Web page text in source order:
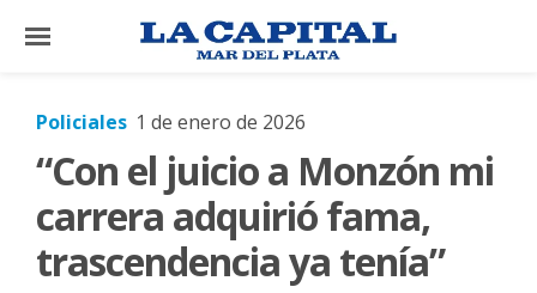
×
El
El
Mundo
Policiales 1 de enero de 2026
“Con el juicio a Monzón mi
carrera adquirió fama,
trascendencia ya tenía”